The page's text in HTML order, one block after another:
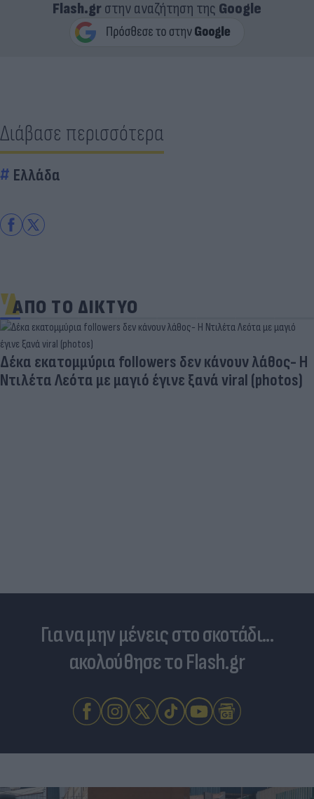
Flash.grστην αναζήτηση της Google
Διάβασε περισσότερα
Ελλάδα
ΑΠΟ ΤΟ ΔΙΚΤΥΟ
Δέκα εκατομμύρια followers δεν κάνουν λάθος- Η
Ντιλέτα Λεότα με μαγιό έγινε ξανά viral (photos)
Για να μην μένεις στο σκοτάδι...
ακολούθησε το Flash.gr